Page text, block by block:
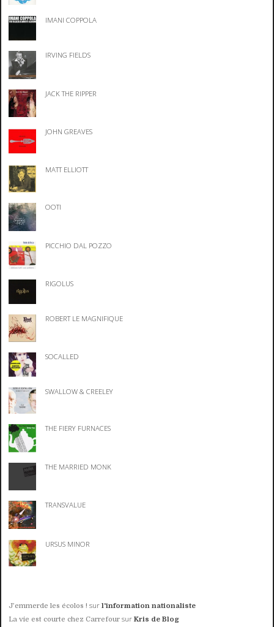
IMANI COPPOLA
IRVING FIELDS
JACK THE RIPPER
JOHN GREAVES
MATT ELLIOTT
OOTI
PICCHIO DAL POZZO
RIGOLUS
ROBERT LE MAGNIFIQUE
SOCALLED
SWALLOW & CREELEY
THE FIERY FURNACES
THE MARRIED MONK
TRANSVALUE
URSUS MINOR
J’emmerde les écolos ! surl'information nationaliste
La vie est courte chez Carrefour surKris de Blog